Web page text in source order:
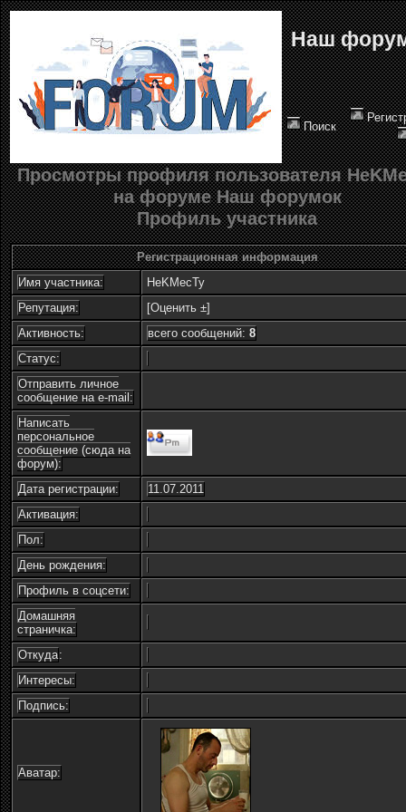
Наш
Поиск
Просмотры профиля пользователя
на форуме Наш форумок
Профиль участника
Регистрационная информация
Имя участника:
HeKMecTy
Репутация:
[Оценить ±]
Активность:
всего сообщений: 8
Статус:
Отправить личное
сообщение на e-mail:
Написать
персональное
сообщение (сюда на
форум):
Дата регистрации:
11.07.2011
Активация:
Пол:
День рождения:
Профиль в соцсети:
Домашняя
страничка:
Откуда:
Интересы:
Подпись:
Аватар: